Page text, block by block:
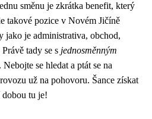
směnu je zkrátka benefit, který
takové pozice v Novém Jičíně
jako je administrativa, obchod,
Právě tady se s jednosměnným
Nebojte se hledat a ptát se na
už na pohovoru. Šance získat
dobou tu je!